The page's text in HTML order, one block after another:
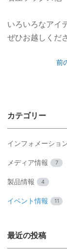
いろいろなアイ
ぜひお越しくだ
前
カテゴリー
インフォメーショ
メディア情報 7
製品情報 4
イベント情報 11
最近の投稿